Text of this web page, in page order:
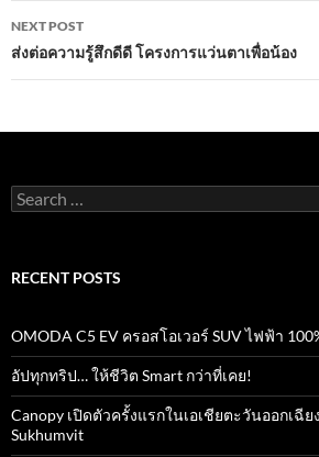
NEXT POST
ส่งต่อความรู้สึกดีดี โครงการแว่นตาเพื่อน้อง
Search
for:
RECENT POSTS
OMODA C5 EV ครอสโอเวอร์ SUV ไฟฟ้า
อัปทุกทริป… ให้ชีวิต Smart กว่าที่เคย!
Canopy เปิดตัวครั้งแรกในเอเชียตะวันออกเฉีย
Sukhumvit